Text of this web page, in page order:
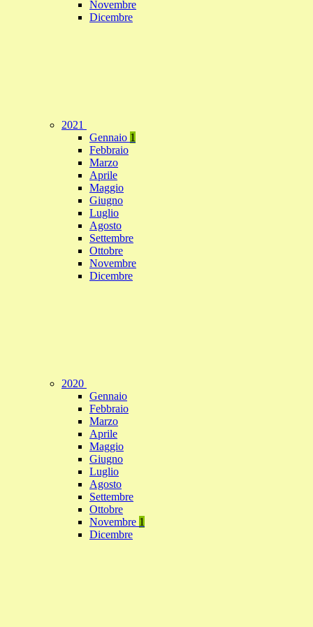
Novembre
Dicembre
2021
Gennaio 1
Febbraio
Marzo
Aprile
Maggio
Giugno
Luglio
Agosto
Settembre
Ottobre
Novembre
Dicembre
2020
Gennaio
Febbraio
Marzo
Aprile
Maggio
Giugno
Luglio
Agosto
Settembre
Ottobre
Novembre 1
Dicembre